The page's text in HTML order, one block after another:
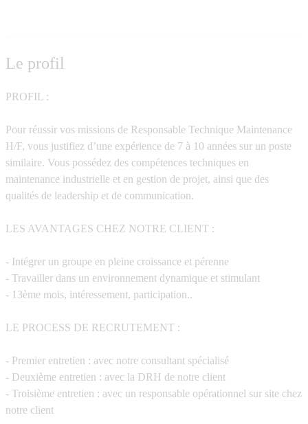
Le profil
PROFIL :
Pour réussir vos missions de Responsable Technique Maintenance
H/F, vous justifiez d’une expérience de 7 à 10 années sur un poste
similaire. Vous possédez des compétences techniques en
maintenance industrielle et en gestion de projet, ainsi que des
qualités de leadership et de communication.
LES AVANTAGES CHEZ NOTRE CLIENT :
- Intégrer un groupe en pleine croissance et pérenne
- Travailler dans un environnement dynamique et stimulant
- 13ème mois, intéressement, participation..
LE PROCESS DE RECRUTEMENT :
- Premier entretien : avec notre consultant spécialisé
- Deuxième entretien : avec la DRH de notre client
- Troisième entretien : avec un responsable opérationnel sur site chez
notre client